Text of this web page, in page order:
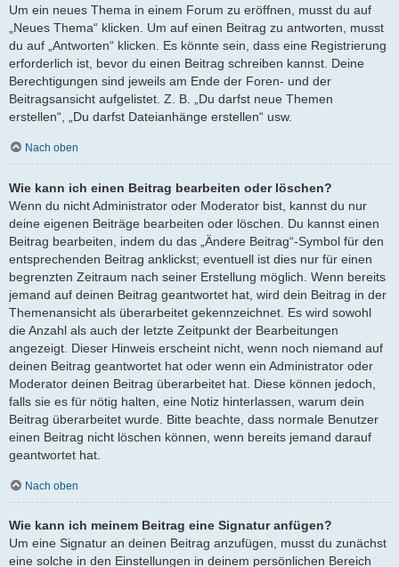
Um ein neues Thema in einem Forum zu eröffnen, musst du auf
„Neues Thema“ klicken. Um auf einen Beitrag zu antworten, musst
du auf „Antworten“ klicken. Es könnte sein, dass eine Registrierung
erforderlich ist, bevor du einen Beitrag schreiben kannst. Deine
Berechtigungen sind jeweils am Ende der Foren- und der
Beitragsansicht aufgelistet. Z. B. „Du darfst neue Themen
erstellen“, „Du darfst Dateianhänge erstellen“ usw.
Nach oben
Wie kann ich einen Beitrag bearbeiten oder löschen?
Wenn du nicht Administrator oder Moderator bist, kannst du nur
deine eigenen Beiträge bearbeiten oder löschen. Du kannst einen
Beitrag bearbeiten, indem du das „Ändere Beitrag“-Symbol für den
entsprechenden Beitrag anklickst; eventuell ist dies nur für einen
begrenzten Zeitraum nach seiner Erstellung möglich. Wenn bereits
jemand auf deinen Beitrag geantwortet hat, wird dein Beitrag in der
Themenansicht als überarbeitet gekennzeichnet. Es wird sowohl
die Anzahl als auch der letzte Zeitpunkt der Bearbeitungen
angezeigt. Dieser Hinweis erscheint nicht, wenn noch niemand auf
deinen Beitrag geantwortet hat oder wenn ein Administrator oder
Moderator deinen Beitrag überarbeitet hat. Diese können jedoch,
falls sie es für nötig halten, eine Notiz hinterlassen, warum dein
Beitrag überarbeitet wurde. Bitte beachte, dass normale Benutzer
einen Beitrag nicht löschen können, wenn bereits jemand darauf
geantwortet hat.
Nach oben
Wie kann ich meinem Beitrag eine Signatur anfügen?
Um eine Signatur an deinen Beitrag anzufügen, musst du zunächst
eine solche in den Einstellungen in deinem persönlichen Bereich